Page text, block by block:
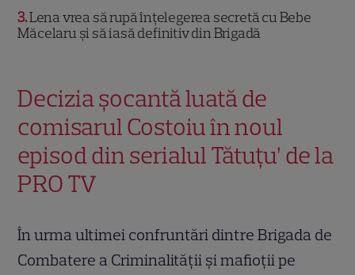
3 Lena vrea să rupă înțelegerea secretă cu Bebe
Măcelaru și să iasă definitiv din Brigadă
Decizia șocantă luată de
comisarul Costoiu în noul
episod din serialul Tătuțu’ de la
PRO TV
În urma ultimei confruntări dintre Brigada de
Combatere a Criminalității și mafioții pe